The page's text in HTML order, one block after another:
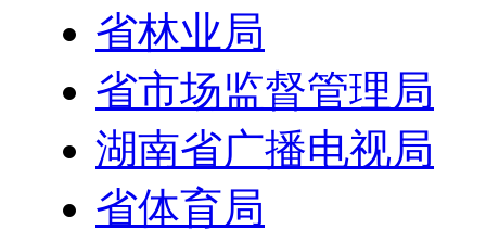
省林业局
省市场监督管理局
湖南省广播电视局
省体育局